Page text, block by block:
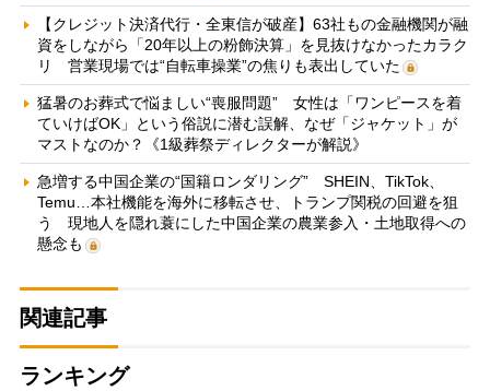
【クレジット決済代行・全東信が破産】63社もの金融機関が融
資をしながら「20年以上の粉飾決算」を見抜けなかったカラク
リ 営業現場では“自転車操業”の焦りも表出していた
猛暑のお葬式で悩ましい“喪服問題” 女性は「ワンピースを着
ていけばOK」という俗説に潜む誤解、なぜ「ジャケット」が
マストなのか？《1級葬祭ディレクターが解説》
急増する中国企業の“国籍ロンダリング” SHEIN、TikTok、
Temu…本社機能を海外に移転させ、トランプ関税の回避を狙
う 現地人を隠れ蓑にした中国企業の農業参入・土地取得への
懸念も
関連記事
ランキング